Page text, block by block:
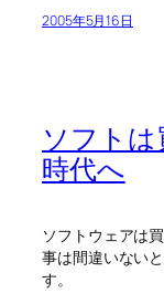
2005年5月16日
ソフト
時代へ
ソフトウェアは
事は間違いない
す。